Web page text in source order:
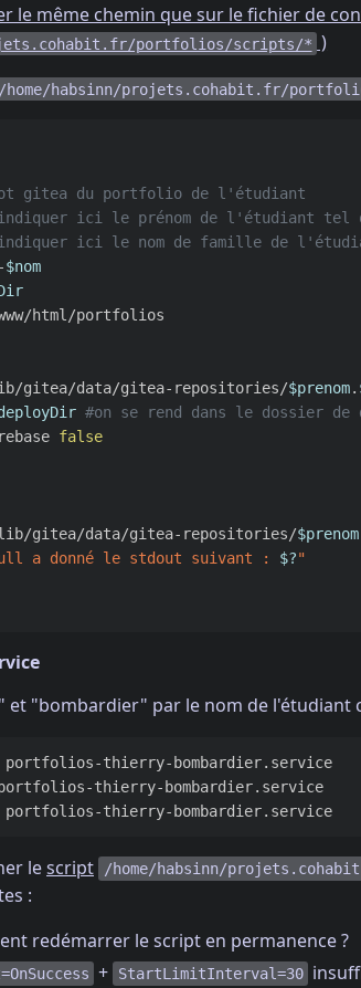
le même chemin que sur le fichier de
portfolios/scripts/* )
/home/habsinn/projets.cohabit.fr/
gitea du portfolio de l'étudiant
ici le prénom de l'étudiant
ici le nom de famille de
-$nom
html/portfolios
gitea/data/gitea-repositories/$prenom.
#on se rend dans le dossier
false
gitea/data/gitea-repositories/$prenom
a donné le stdout suivant : $?"
et "bombardier" par le nom de l'étudiant
portfolios-thierry-bombardier.service
thierry-bombardier.service
lescript /home/habsinn/
:
redémarrer le script en permanence ?
+ StartLimitInterval=30